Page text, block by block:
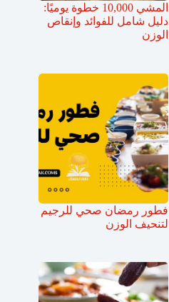
المشي 10,000 خطوة يوميًا:
دليل شامل للفوائد وإنقاص
الوزن
فطور رمضان صحي للرجيم
لتنحيف الوزن